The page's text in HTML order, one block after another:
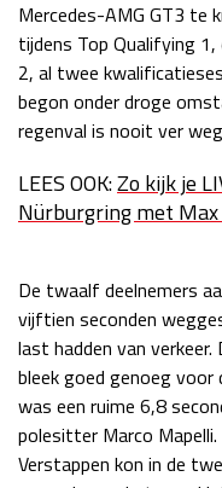
Kwalificatie
Race
GP QATAR 2026
Kwalificatie
Race
Kwalificatie
Mercedes-AMG GT3 te
tijdens Top Qualifying
2, al twee
begon onder droge
regenval is nooit ver
LEES OOK:Zo kijk je
Nürburgring met
De twaalf deelnemers
vijftien seconden
last hadden van verkeer.
bleek goed genoeg voor
was een ruime 6,8
polesitter Marco
Verstappen kon in de